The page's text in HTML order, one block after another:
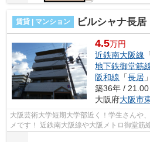
賃貸 | マンション ビルシャナ長居
4.5万円
近鉄南大阪線
地下鉄御堂筋
阪和線 「長居
築36年 / 21.00
大阪府大阪市
大阪芸術大学短期大学部近く！学生さんや
メです！ 近鉄南大阪線や大阪メトロ御堂筋線が利用可能！オートロック、エ
アコンも付いてます！ ■□■□■□■□■□■...